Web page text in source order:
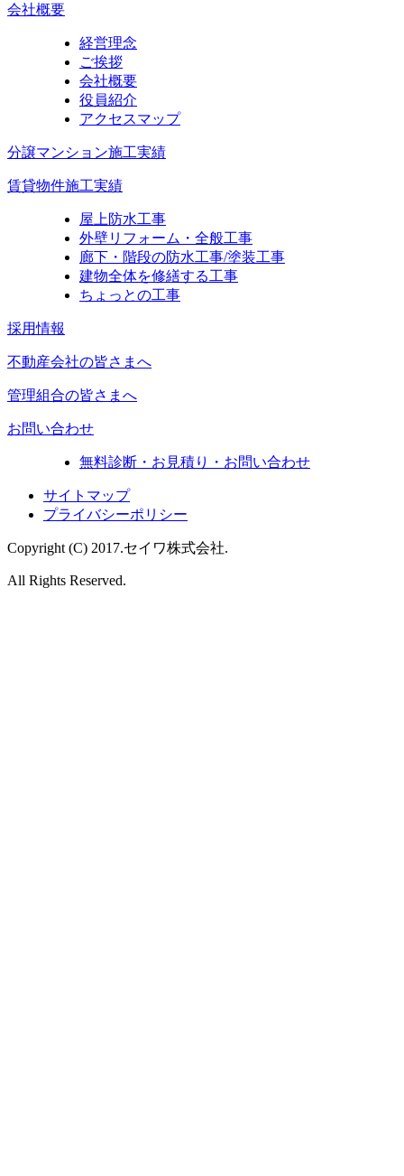
会社概要
経営理念
ご挨拶
会社概要
役員紹介
アクセスマップ
分譲マンション施工実績
賃貸物件施工実績
屋上防水工事
外壁リフォーム・全般工事
廊下・階段の防水工事/塗装工事
建物全体を修繕する工事
ちょっとの工事
採用情報
不動産会社の皆さまへ
管理組合の皆さまへ
お問い合わせ
無料診断・お見積り・お問い合わせ
サイトマップ
プライバシーポリシー
Copyright (C) 2017.セイワ株式会社.
All Rights Reserved.